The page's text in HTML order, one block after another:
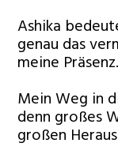
Ashika
genau das
meine Präsenz.
Mein Weg in
denn großes
großen